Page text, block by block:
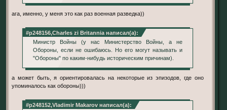
ага, именно, у меня это как раз военная разведка))
#p248156,Charles zi Britannia написал(а):
Министр Войны (у нас Министерство Войны, а не
Обороны, если не ошибаюсь. Но его могут называть и
"Обороны" по каким-нибудь историческим причинам).
а может быть, я ориентировалась на некоторые из эпизодов, где оно
упоминалось как обороны)))
#p248152,Vladimir Makarov написал(а):